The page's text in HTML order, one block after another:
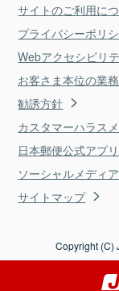
サイトのご利用に
プライバシーポリ
Webアクセシビリ
お客さま本位の業
勧誘方針
カスタマーハラス
日本郵便公式アプ
ソーシャルメディア
サイトマップ
Copyright (C)